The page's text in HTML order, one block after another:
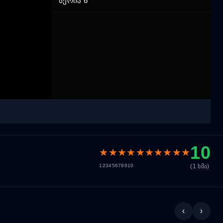
★★★★★★★★★★
12345678910
10
(1 ხმა)
‹ ›